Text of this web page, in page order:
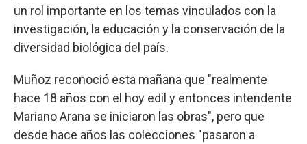
un rol importante en los temas vinculados con la
investigación, la educación y la conservación de la
diversidad biológica del país.
Muñoz reconoció esta mañana que "realmente
hace 18 años con el hoy edil y entonces intendente
Mariano Arana se iniciaron las obras", pero que
desde hace años las colecciones "pasaron a